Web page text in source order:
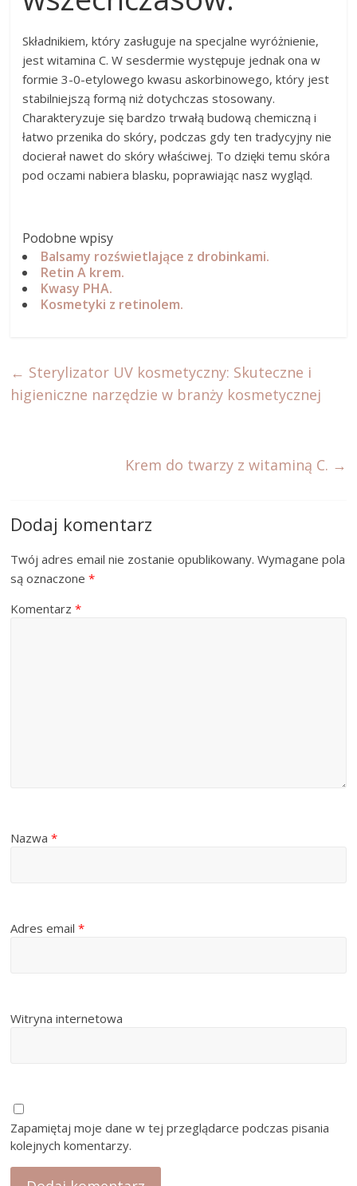
Składnikiem, który zasługuje na specjalne wyróżnienie,
jest witamina C. W sesdermie występuje jednak ona w
formie 3-0-etylowego kwasu askorbinowego, który jest
stabilniejszą formą niż dotychczas stosowany.
Charakteryzuje się bardzo trwałą budową chemiczną i
łatwo przenika do skóry, podczas gdy ten tradycyjny nie
docierał nawet do skóry właściwej. To dzięki temu skóra
pod oczami nabiera blasku, poprawiając nasz wygląd.
Podobne wpisy
Balsamy rozświetlające z drobinkami.
Retin A krem.
Kwasy PHA.
Kosmetyki z retinolem.
← Sterylizator UV kosmetyczny: Skuteczne i
higieniczne narzędzie w branży kosmetycznej
Krem do twarzy z witaminą C. →
Dodaj komentarz
Twój adres email nie zostanie opublikowany. Wymagane pola
są oznaczone*
Komentarz*
Nazwa*
Adres email*
Witryna internetowa
Zapamiętaj moje dane w tej przeglądarce podczas pisania
kolejnych komentarzy.